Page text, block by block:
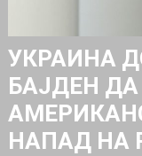
УКРАИНА
БАЈДЕН
НАПАД НА